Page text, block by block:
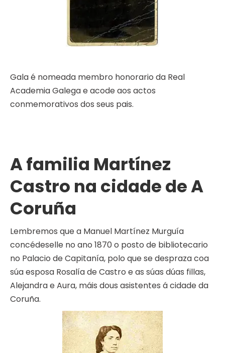
Gala é nomeada membro honorario da Real
Academia Galega e acode aos actos
conmemorativos dos seus pais.
A familia Martínez
Castro na cidade de A
Coruña
Lembremos que a Manuel Martínez Murguía
concédeselle no ano 1870 o posto de bibliotecario
no Palacio de Capitanía, polo que se despraza coa
súa esposa Rosalía de Castro e as súas dúas fillas,
Alejandra e Aura, máis dous asistentes á cidade da
Coruña.